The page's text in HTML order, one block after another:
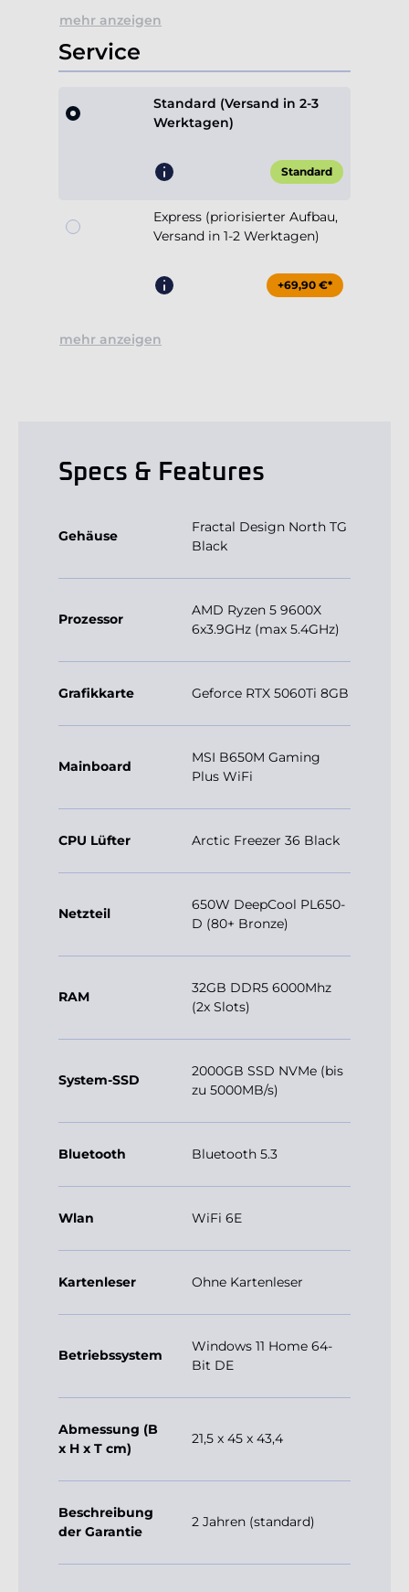
mehr anzeigen
Service
Standard (Versand in 2-3
Werktagen)
Standard
Express (priorisierter Aufbau,
Versand in 1-2 Werktagen)
+69,90 €*
mehr anzeigen
Specs & Features
Gehäuse
Fractal Design North TG
Black
Prozessor
AMD Ryzen 5 9600X
6x3.9GHz (max 5.4GHz)
Grafikkarte Geforce RTX 5060Ti 8GB
Mainboard
MSI B650M Gaming
Plus WiFi
CPU Lüfter Arctic Freezer 36 Black
Netzteil
650W DeepCool PL650-
D (80+ Bronze)
RAM
32GB DDR5 6000Mhz
(2x Slots)
System-SSD
2000GB SSD NVMe (bis
zu 5000MB/s)
Bluetooth Bluetooth 5.3
Wlan WiFi 6E
Kartenleser Ohne Kartenleser
Betriebssystem
Windows 11 Home 64-
Bit DE
Abmessung (B
x H x T cm)
21,5 x 45 x 43,4
Beschreibung
der Garantie
2 Jahren (standard)